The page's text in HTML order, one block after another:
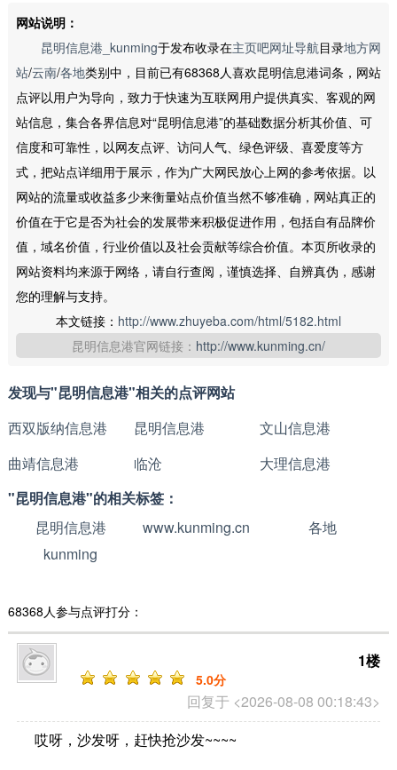
网站说明：
昆明信息港_kunming于发布收录在主页吧网址导航目录地方网
站/云南/各地类别中，目前已有68368人喜欢昆明信息港词条，网站
点评以用户为导向，致力于快速为互联网用户提供真实、客观的网
站信息，集合各界信息对“昆明信息港”的基础数据分析其价值、可
信度和可靠性，以网友点评、访问人气、绿色评级、喜爱度等方
式，把站点详细用于展示，作为广大网民放心上网的参考依据。以
网站的流量或收益多少来衡量站点价值当然不够准确，网站真正的
价值在于它是否为社会的发展带来积极促进作用，包括自有品牌价
值，域名价值，行业价值以及社会贡献等综合价值。本页所收录的
网站资料均来源于网络，请自行查阅，谨慎选择、自辨真伪，感谢
您的理解与支持。
本文链接： http://www.zhuyeba.com/html/5182.html
昆明信息港官网链接： http://www.kunming.cn/
发现与"昆明信息港"相关的点评网站
西双版纳信息港
昆明信息港
文山信息港
曲靖信息港
临沧
大理信息港
"昆明信息港"的相关标签：
昆明信息港
www.kunming.cn
各地
kunming
68368人参与点评打分：
回复于 <2026-08-08 00:18:43>
1楼
5.0分
哎呀，沙发呀，赶快抢沙发~~~~